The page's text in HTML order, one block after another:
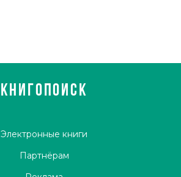
КНИГОПОИСК
Электронные книги
Партнёрам